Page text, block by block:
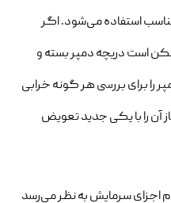
استفاده می‌شود. اگر
است دریچه دمپر بسته و
برای بررسی هر گونه خرابی
آن را با یکی جدید تعویض
اجزای سرمایش به نظر می‌رسد